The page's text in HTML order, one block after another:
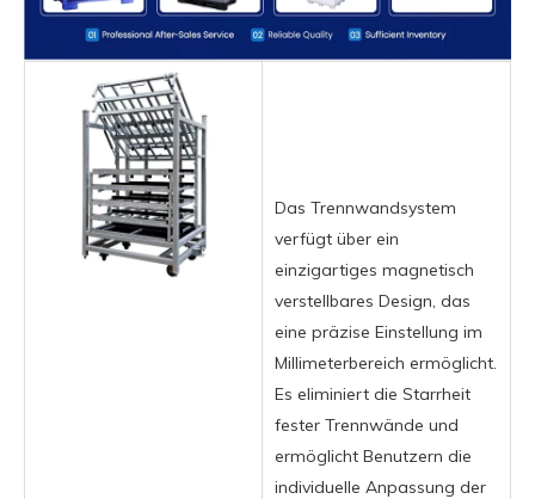
Das Trennwandsystem
verfügt über ein
einzigartiges magnetisch
verstellbares Design, das
eine präzise Einstellung im
Millimeterbereich ermöglicht.
Es eliminiert die Starrheit
fester Trennwände und
ermöglicht Benutzern die
individuelle Anpassung der